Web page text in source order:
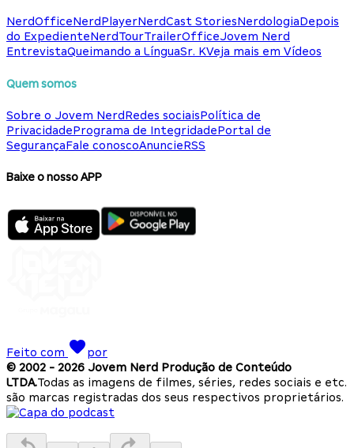
NerdOfficeNerdPlayerNerdCast StoriesNerdologiaDepois
do ExpedienteNerdTourTrailerOfficeJovem Nerd
EntrevistaQueimando a LínguaSr. KVeja mais em Vídeos
Quem somos
Sobre o Jovem NerdRedes sociaisPolítica de
PrivacidadePrograma de IntegridadePortal de
SegurançaFale conoscoAnuncieRSS
Baixe o nosso APP
Feito com
por
© 2002 - 2026 Jovem Nerd Produção de Conteúdo
LTDA.Todas as imagens de filmes, séries, redes sociais e etc.
são marcas registradas dos seus respectivos proprietários.